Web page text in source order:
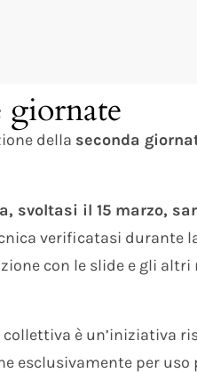
giornate
della seconda
svoltasi il 15 marzo,
verificatasi durante
con le slide e gli
è un’iniziativa
esclusivamente per uso